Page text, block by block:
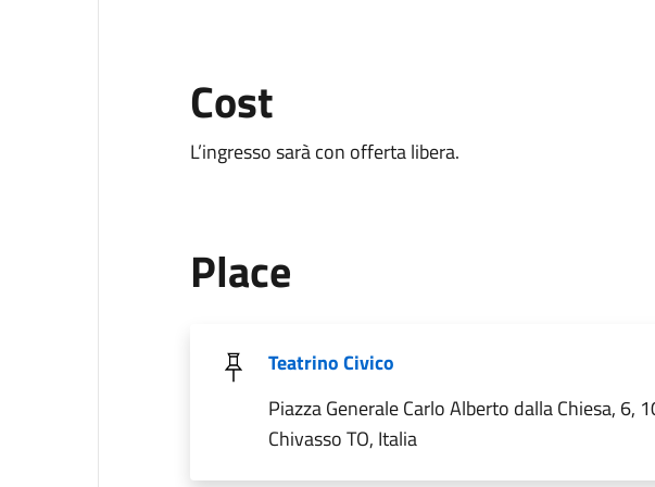
Cost
L’ingresso sarà con offerta libera.
Place
Teatrino Civico
Piazza Generale Carlo Alberto dalla Chiesa, 6,
Chivasso TO, Italia